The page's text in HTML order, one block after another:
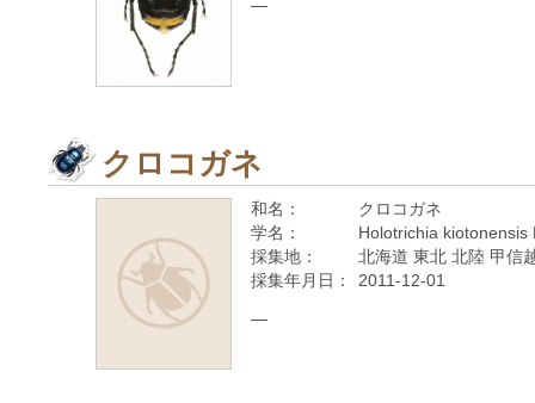
—
クロコガネ
和名：
クロコガネ
学名：
Holotrichia kiotonensis
採集地：
北海道 東北 北陸 甲信
採集年月日：
2011-12-01
—